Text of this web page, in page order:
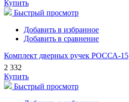
Купить
Быстрый просмотр
Добавить в избранное
Добавить в сравнение
Комплект дверных ручек РОССА-15
2 332
Купить
Быстрый просмотр